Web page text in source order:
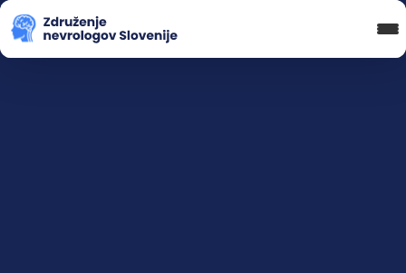
Blog in novice
Koledar Dogodkov